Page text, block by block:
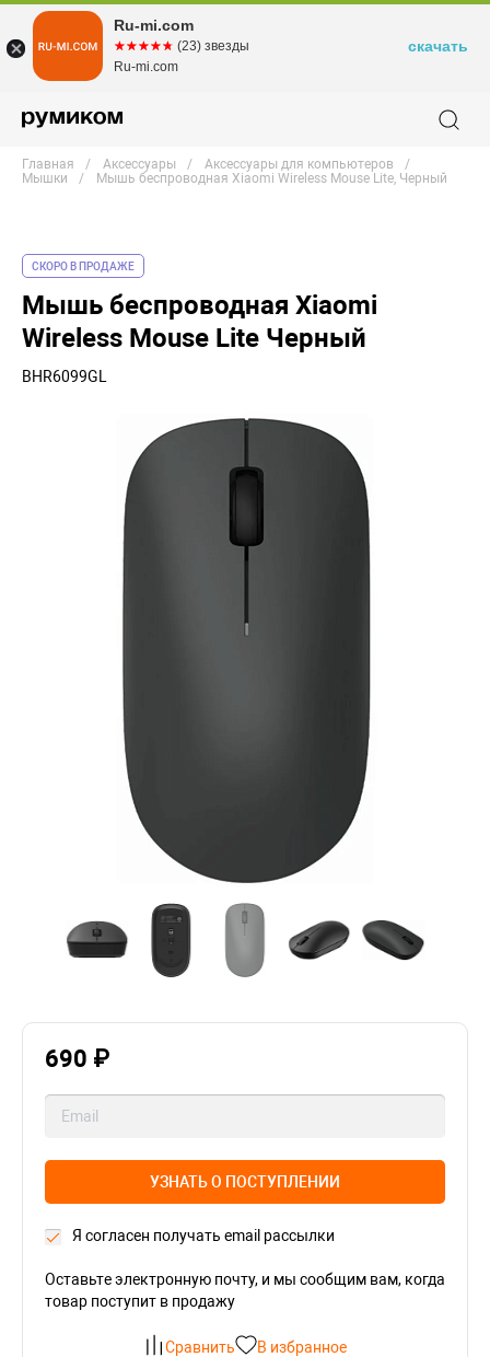
Главная Аксессуары
Аксессуары для компьютеров
Мышки
Мышь беспроводная Xiaomi Wireless Mouse Lite, Черный
СКОРО В ПРОДАЖЕ
Мышь беспроводная Xiaomi
Wireless Mouse Lite Черный
BHR6099GL
690 ₽
УЗНАТЬ О ПОСТУПЛЕНИИ
Я согласен получать email рассылки
Оставьте электронную почту, и мы сообщим вам, когда
товар поступит в продажу
Сравнить В избранное
Ru-mi.com
☆☆☆☆☆
★★★★★ (23) звезды
Ru-mi.com
скачать